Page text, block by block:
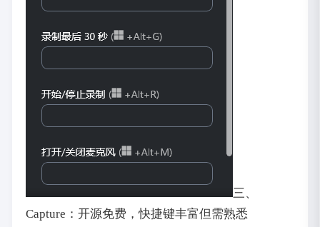
三、
Capture：开源免费，快捷键丰富但需熟悉